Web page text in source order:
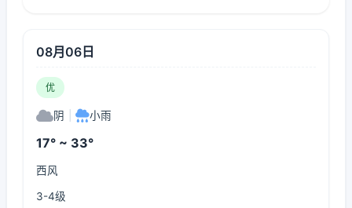
08月06日
优
阴 小雨
17° ~ 33°
西风
3-4级